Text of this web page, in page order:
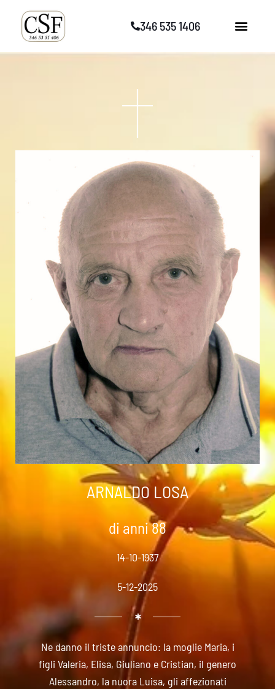
contenuto
346 535 1406
ARNALDO LOSA
di anni 88
14-10-1937
5-12-2025
Ne danno il triste annuncio: la moglie Maria, i
figli Valeria, Elisa, Giuliano e Cristian, il genero
Alessandro, la nuora Luisa, gli affezionati